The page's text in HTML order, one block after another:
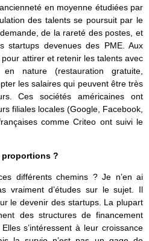
en moyenne étudiées par
des talents se poursuit par le
de la rareté des postes, et
startups devenues des PME. Aux
pour attirer et retenir les talents avec
nature (restauration gratuite,
les salaires qui peuvent être très
Ces sociétés américaines ont
filiales locales (Google, Facebook,
comme Criteo ont suivi le
proportions ?
différents chemins ? Je n’en ai
vraiment d’études sur le sujet. Il
le devenir des startups. La plupart
des structures de financement
s’intéressent à leur croissance